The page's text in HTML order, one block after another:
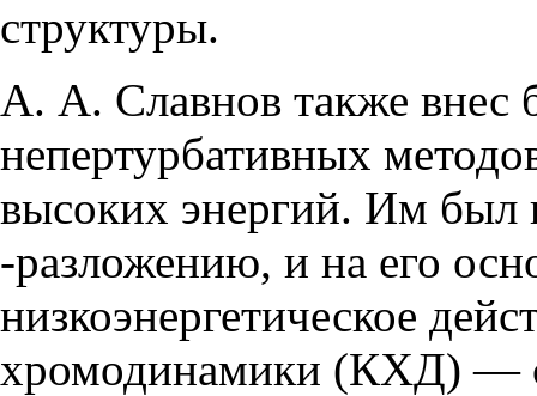
структуры.
А. А. Славнов также внес
непертурбативных
высоких энергий. Им был
-разложению, и на его
низкоэнергетическое
хромодинамики (КХД) —